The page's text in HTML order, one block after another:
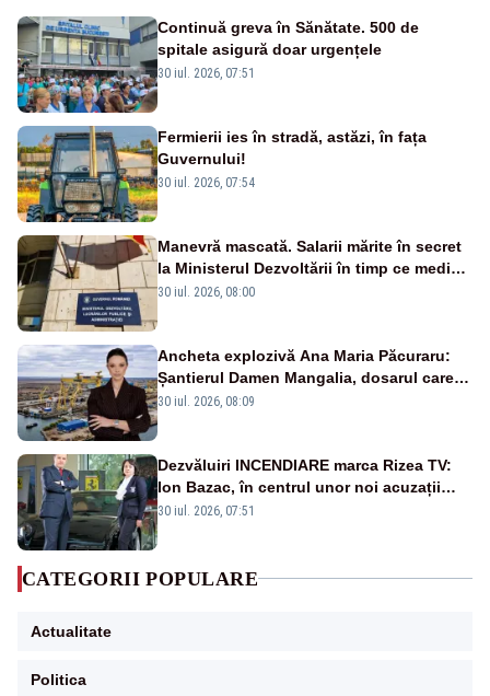
Continuă greva în Sănătate. 500 de
spitale asigură doar urgențele
30 iul. 2026, 07:51
Fermierii ies în stradă, astăzi, în fața
Guvernului!
30 iul. 2026, 07:54
Manevră mascată. Salarii mărite în secret
la Ministerul Dezvoltării în timp ce medicii
ies în stradă
30 iul. 2026, 08:00
Ancheta explozivă Ana Maria Păcuraru:
Șantierul Damen Mangalia, dosarul care
scufundă apărarea României
30 iul. 2026, 08:09
Dezvăluiri INCENDIARE marca Rizea TV:
Ion Bazac, în centrul unor noi acuzații
publice
30 iul. 2026, 07:51
CATEGORII POPULARE
Actualitate
Politica